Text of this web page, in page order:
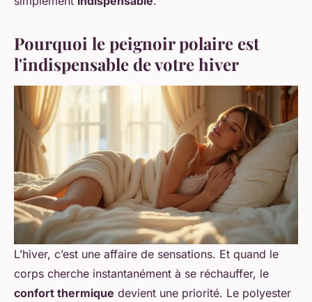
Pourquoi le peignoir polaire est
l'indispensable de votre hiver
L’hiver, c’est une affaire de sensations. Et quand le
corps cherche instantanément à se réchauffer, le
confort thermique devient une priorité. Le polyester